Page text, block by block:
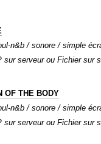
n&b / sonore / simple
sur serveur ou Fichier sur
OF THE BODY
n&b / sonore / simple
sur serveur ou Fichier sur